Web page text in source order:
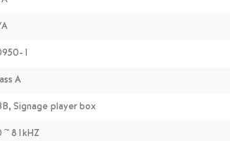
1
A
Signage player box
~ 81kHZ